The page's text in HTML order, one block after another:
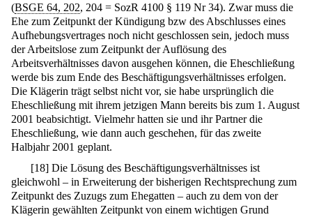
(BSGE 64, 202, 204 = SozR 4100 § 119 Nr 34). Zwar muss die
Ehe zum Zeitpunkt der Kündigung bzw des Abschlusses eines
Aufhebungsvertrages noch nicht geschlossen sein, jedoch muss
der Arbeitslose zum Zeitpunkt der Auflösung des
Arbeitsverhältnisses davon ausgehen können, die Eheschließung
werde bis zum Ende des Beschäftigungsverhältnisses erfolgen.
Die Klägerin trägt selbst nicht vor, sie habe ursprünglich die
Eheschließung mit ihrem jetzigen Mann bereits bis zum 1. August
2001 beabsichtigt. Vielmehr hatten sie und ihr Partner die
Eheschließung, wie dann auch geschehen, für das zweite
Halbjahr 2001 geplant.
[18] Die Lösung des Beschäftigungsverhältnisses ist
gleichwohl – in Erweiterung der bisherigen Rechtsprechung zum
Zeitpunkt des Zuzugs zum Ehegatten – auch zu dem von der
Klägerin gewählten Zeitpunkt von einem wichtigen Grund